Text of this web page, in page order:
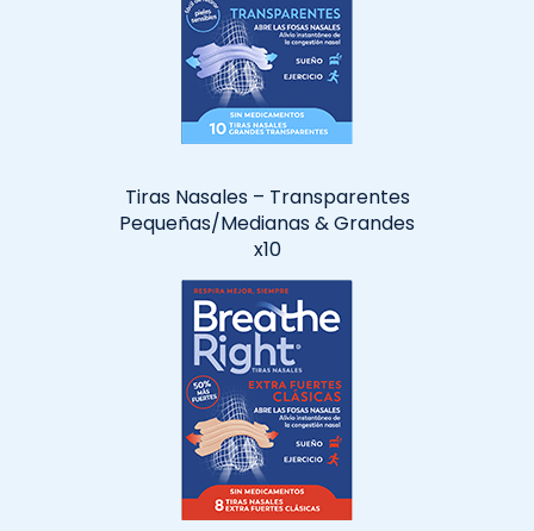
Tiras Nasales – Transparentes
Pequeñas/Medianas &Grandes
x10